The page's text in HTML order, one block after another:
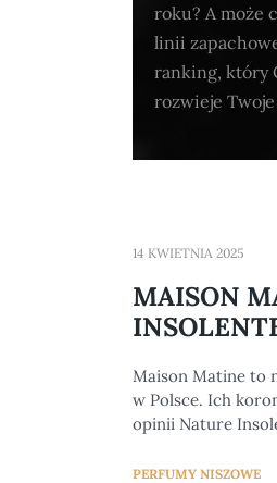
roku? A może
linii
ranking, który
rozwieje
14 KWIETNIA 2025
MAISON
Maison Matine to
w Polsce. Ich
opinii Nature
PERFUMY NISZOWE